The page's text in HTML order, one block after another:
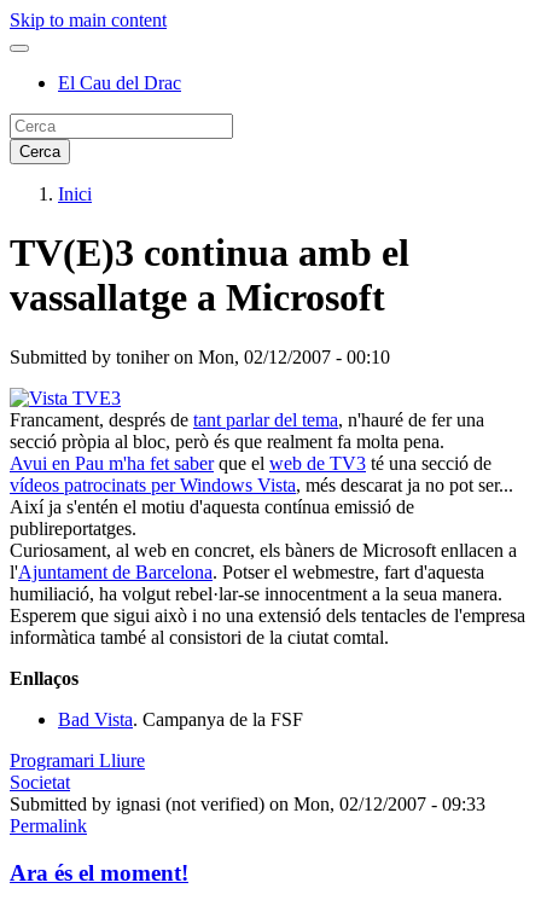
Skip to main content
El Cau del Drac
Inici
TV(E)3 continua amb el
vassallatge a Microsoft
Submitted by toniheron Mon, 02/12/2007 - 00:10
Francament, després de tant parlar del tema, n'hauré de fer una
secció pròpia al bloc, però és que realment fa molta pena.
Avui en Pau m'ha fet saberque el web de TV3 té una secció de
vídeos patrocinats per Windows Vista, més descarat ja no pot ser...
Així ja s'entén el motiu d'aquesta contínua emissió de
publireportatges.
Curiosament, al web en concret, els bàners de Microsoft enllacen a
l'Ajuntament de Barcelona. Potser el webmestre, fart d'aquesta
humiliació, ha volgut rebel·lar-se innocentment a la seua manera.
Esperem que sigui això i no una extensió dels tentacles de l'empresa
informàtica també al consistori de la ciutat comtal.
Enllaços
Bad Vista. Campanya de la FSF
Programari Lliure
Societat
Submitted by ignasi (not verified) on Mon, 02/12/2007 - 09:33
Permalink
Ara és el moment!